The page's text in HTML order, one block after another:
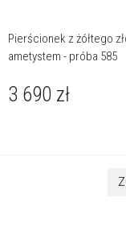
Pierścionek z żółtego
ametystem - próba 585
3 690 zł